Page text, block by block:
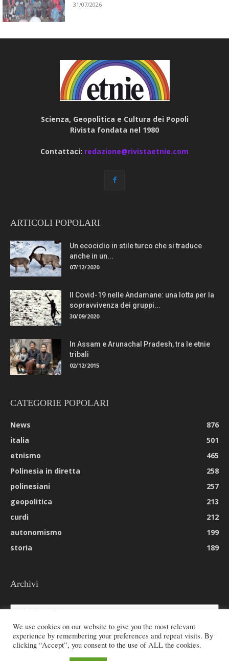
31/07/2026
Scienza, Geopolitica e Cultura dei Popoli
Rivista fondata nel 1980
Contattaci: redazione@rivistaetnie.com
ARTICOLI POPOLARI
Un ecocidio in stile turco che si traduce
anche in un...
07/12/2020
Il Covid-19 nelle Andamane: una lotta per la
sopravvivenza dei gruppi...
30/09/2020
In Assam e Arunachal Pradesh, tra le etnie
tribali
02/12/2015
CATEGORIE POPOLARI
News
876
italia
501
etnismo
465
Polinesia in diretta
258
polinesiani
257
geopolitica
213
curdi
212
autonomismo
199
storia
189
Archivi
Archivi
We use cookies on our website to give you the most relevant
experience by remembering your preferences and repeat visits. By
clicking “Accept”, you consent to the use of ALL the cookies.